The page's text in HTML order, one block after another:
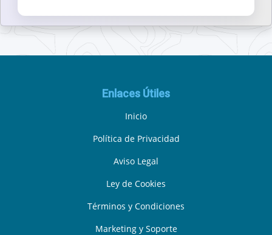
Enlaces Útiles
Inicio
Política de Privacidad
Aviso Legal
Ley de Cookies
Términos y Condiciones
Marketing y Soporte